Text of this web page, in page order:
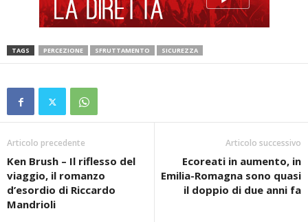
TAGS PERCEZIONE SFRUTTAMENTO SICUREZZA
Articolo precedente
Ken Brush – Il riflesso del
viaggio, il romanzo
d’esordio di Riccardo
Mandrioli
Articolo successivo
Ecoreati in aumento, in
Emilia-Romagna sono quasi
il doppio di due anni fa